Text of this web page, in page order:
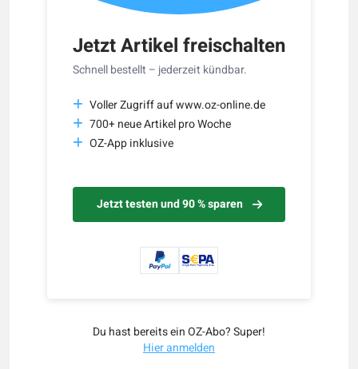
Jetzt Artikel freischalten
Schnell bestellt – jederzeit kündbar.
Voller Zugriff auf www.oz-online.de
700+ neue Artikel pro Woche
OZ-App inklusive
Jetzt testen und 90 % sparen
Du hast bereits ein OZ-Abo? Super!
Hier anmelden